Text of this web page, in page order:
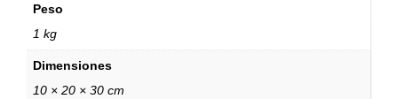
Peso
1 kg
Dimensiones
10 × 20 × 30 cm